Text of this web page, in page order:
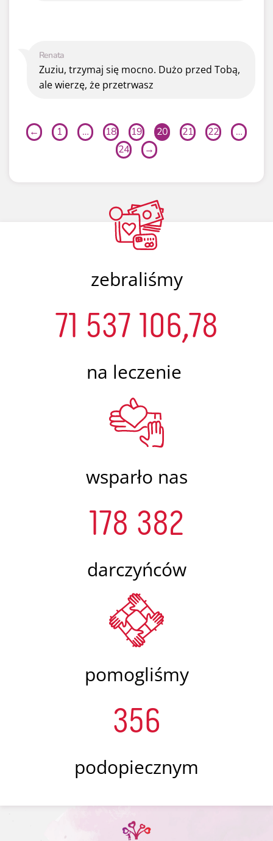
Renata
Zuziu, trzymaj się mocno. Dużo przed Tobą,
ale wierzę, że przetrwasz
← 1 … 18 19 20 21 22
…
24
→
zebraliśmy
71 537 106,78
na leczenie
wsparło nas
178 382
darczyńców
pomogliśmy
356
podopiecznym